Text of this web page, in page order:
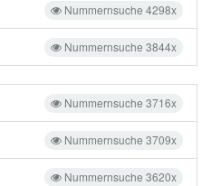
Nummernsuche 4298x
Nummernsuche 3844x
Nummernsuche 3716x
Nummernsuche 3709x
Nummernsuche 3620x